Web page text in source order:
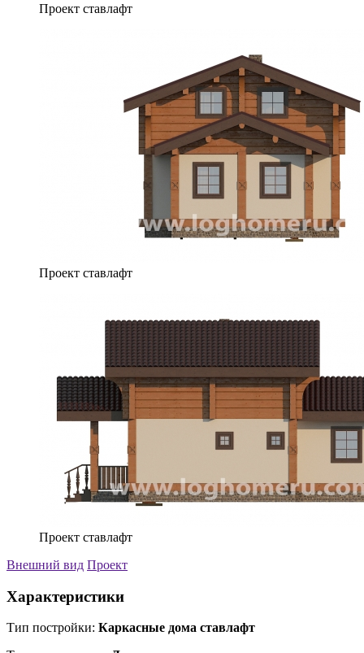
Проект ставлафт
Проект ставлафт
Проект ставлафт
Внешний вид Проект
Характеристики
Тип постройки: Каркасные дома ставлафт